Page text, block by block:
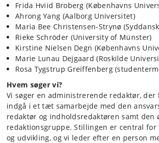
Frida Hviid Broberg (Københavns
Ahrong Yang (Aalborg Universitet)
Maria Bee Christensen-Strynø
Rieke Schröder (University of Münster)
Kirstine Nielsen Degn (Københavns
Marie Lunau Dejgaard (Roskilde
Rosa Tygstrup Greiffenberg
Hvem søger vi?
Vi søger en administrerende redaktør,
indgå i et tæt samarbejde med den
redaktør og indholdsredaktøren samt den
redaktionsgruppe. Stillingen er central
og udvikling, og vi leder efter en person